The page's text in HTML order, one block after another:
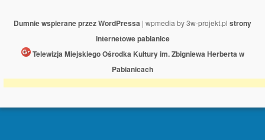
Dumnie wspierane przez WordPressa | wpmedia by 3w-projekt.pl strony
internetowe pabianice
Telewizja Miejskiego Ośrodka Kultury im. Zbigniewa Herberta w
Pabianicach